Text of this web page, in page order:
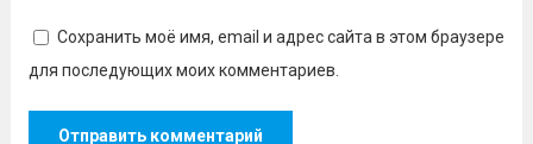
Сохранить моё имя, email и адрес сайта в этом браузере
для последующих моих комментариев.